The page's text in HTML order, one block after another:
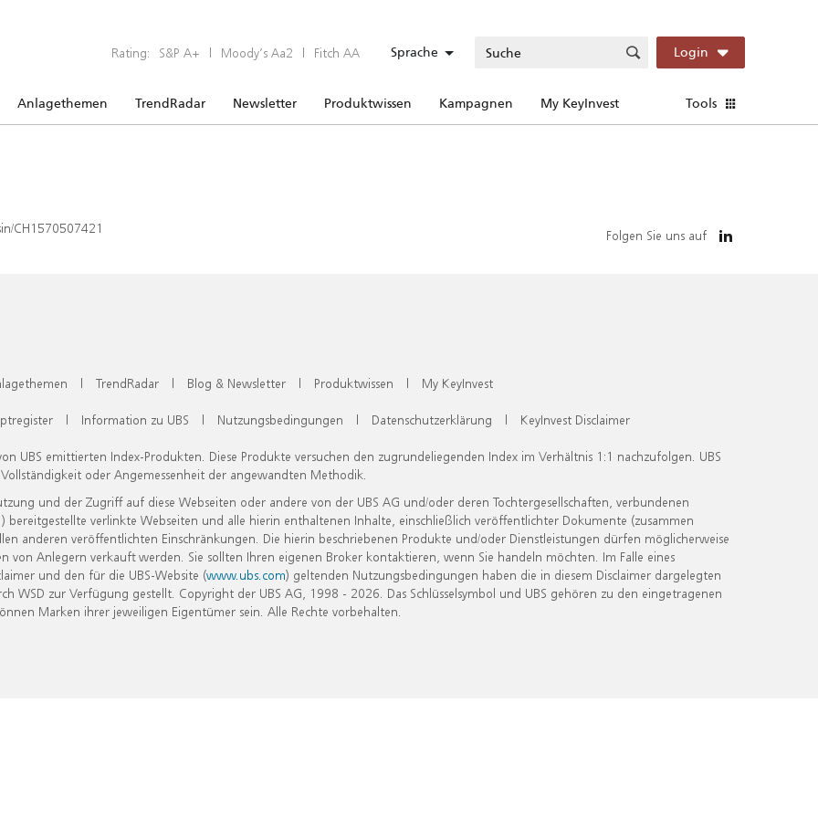
Rating: S&P A+ | Moody’s Aa2 | Fitch AA Sprache Login
Anlagethemen TrendRadar Newsletter Produktwissen Kampagnen My KeyInvest Tools
CH1570507421 Folgen Sie uns auf
| TrendRadar | Blog & Newsletter | Produktwissen | My KeyInvest
| Information zu UBS | Nutzungsbedingungen | Datenschutzerklärung | KeyInvest Disclaimer
UBS emittierten Index-Produkten. Diese Produkte versuchen den zugrundeliegenden Index im Verhältnis 1:1 nachzufolgen. UBS
oder Angemessenheit der angewandten Methodik.
und der Zugriff auf diese Webseiten oder andere von der UBS AG und/oder deren Tochtergesellschaften, verbundenen
verlinkte Webseiten und alle hierin enthaltenen Inhalte, einschließlich veröffentlichter Dokumente (zusammen
anderen veröffentlichten Einschränkungen. Die hierin beschriebenen Produkte und/oder Dienstleistungen dürfen möglicherweise
Anlegern verkauft werden. Sie sollten Ihren eigenen Broker kontaktieren, wenn Sie handeln möchten. Im Falle eines
und den für die UBS-Website (www.ubs.com) geltenden Nutzungsbedingungen haben die in diesem Disclaimer dargelegten
zur Verfügung gestellt. Copyright der UBS AG, 1998 - 2026. Das Schlüsselsymbol und UBS gehören zu den eingetragenen
Marken ihrer jeweiligen Eigentümer sein. Alle Rechte vorbehalten.